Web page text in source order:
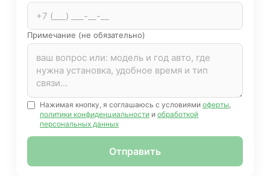
Примечание (не обязательно)
Нажимая кнопку, я соглашаюсь с условиями оферты,
политики конфиденциальности и обработкой
персональных данных
Отправить